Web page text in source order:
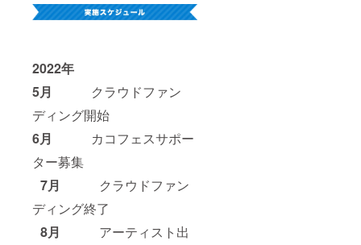
2022年
5月
クラウドファン
ディング開始
6月 カコフェスサポー
ター募集
7月
クラウドファン
ディング終了
8月
アーティスト出